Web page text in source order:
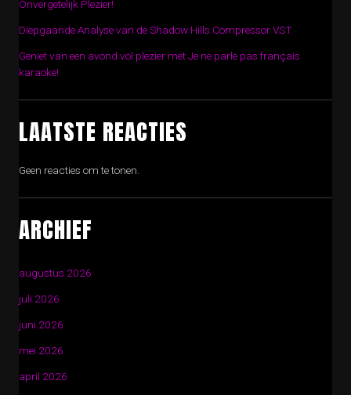
Onvergetelijk Plezier!
Diepgaande Analyse van de Shadow Hills Compressor VST
Geniet van een avond vol plezier met Je ne parle pas français
karaoke!
LAATSTE REACTIES
Geen reacties om te tonen.
ARCHIEF
augustus 2026
juli 2026
juni 2026
mei 2026
april 2026